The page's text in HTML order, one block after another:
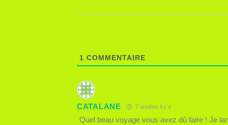
1 COMMENTAIRE
CATALANE 7 années il y a
Quel beau voyage vous avez dû faire ! Je